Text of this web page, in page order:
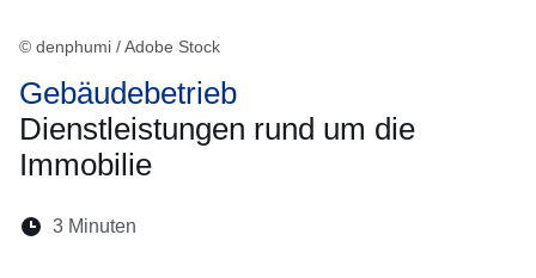
© denphumi / Adobe Stock
Gebäudebetrieb
Dienstleistungen rund um die
Immobilie
Lesedauer:
3 Minuten